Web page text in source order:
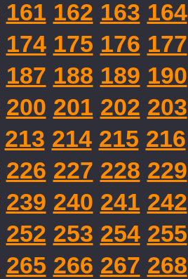
161 162 163 164
174 175 176 177
187 188 189 190
200 201 202 203
213 214 215 216
226 227 228 229
239 240 241 242
252 253 254 255
265 266 267 268